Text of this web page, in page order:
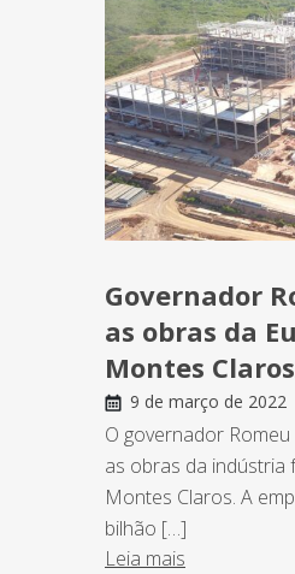
Governador
as obras da
Montes
9 de março de 2022
O governador
as obras da indústria
Montes Claros. A
bilhão […]
Leia mais